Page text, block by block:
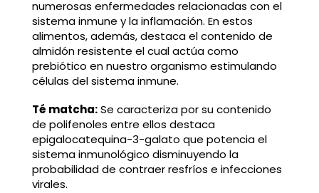
numerosas enfermedades relacionadas con el
sistema inmune y la inflamación. En estos
alimentos, además, destaca el contenido de
almidón resistente el cual actúa como
prebiótico en nuestro organismo estimulando
células del sistema inmune.
Té matcha:Se caracteriza por su contenido
de polifenoles entre ellos destaca
epigalocatequina-3-galato que potencia el
sistema inmunológico disminuyendo la
probabilidad de contraer resfríos e infecciones
virales.